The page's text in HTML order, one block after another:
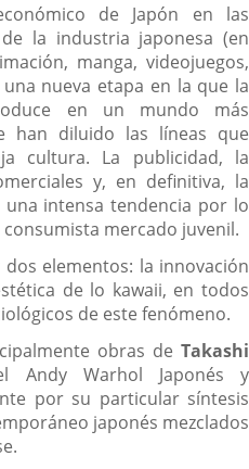
de Japón en las
la industria japonesa (en
manga, videojuegos,
nueva etapa en la que la
en un mundo más
han diluido las líneas que
cultura. La publicidad, la
y, en definitiva, la
intensa tendencia por lo
mercado juvenil.
elementos: la innovación
de lo kawaii, en todos
de este fenómeno.
obras de Takashi
Andy Warhol Japonés y
por su particular síntesis
japonés mezclados